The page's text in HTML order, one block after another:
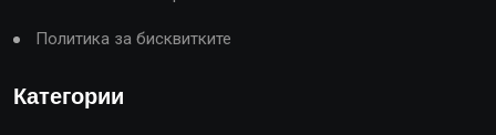
Политика за бисквитките
Категории